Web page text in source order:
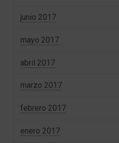
junio 2017
mayo 2017
abril 2017
marzo 2017
febrero 2017
enero 2017